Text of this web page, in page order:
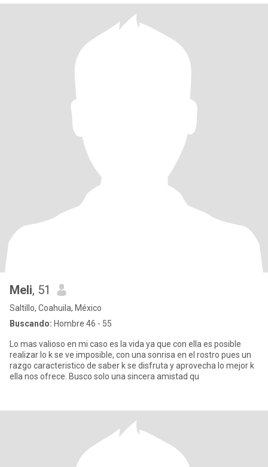
Meli, 51
Saltillo, Coahuila, México
Buscando: Hombre 46 - 55
Lo mas valioso en mi caso es la vida ya que con ella es posible
realizar lo k se ve imposible, con una sonrisa en el rostro pues un
razgo caracteristico de saber k se disfruta y aprovecha lo mejor k
ella nos ofrece. Busco solo una sincera amistad qu